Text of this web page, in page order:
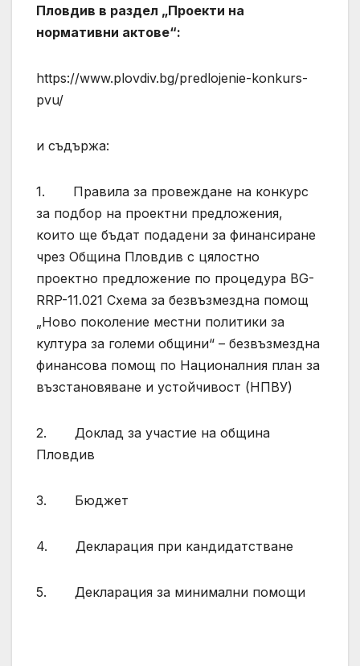
Пловдив в раздел „Проекти на
нормативни актове“:
https://www.plovdiv.bg/predlojenie-konkurs-
pvu/
и съдържа:
1. Правила за провеждане на конкурс
за подбор на проектни предложения,
които ще бъдат подадени за финансиране
чрез Община Пловдив с цялостно
проектно предложение по процедура BG-
RRP-11.021 Схема за безвъзмездна помощ
„Ново поколение местни политики за
култура за големи общини“ – безвъзмездна
финансова помощ по Националния план за
възстановяване и устойчивост (НПВУ)
2. Доклад за участие на община
Пловдив
3. Бюджет
4. Декларация при кандидатстване
5. Декларация за минимални помощи